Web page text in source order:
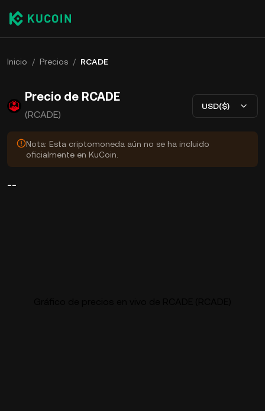
Inicio / Precios / RCADE
Precio de RCADE
(RCADE)
USD($)
Nota: Esta criptomoneda aún no se ha incluido
oficialmente en KuCoin.
--